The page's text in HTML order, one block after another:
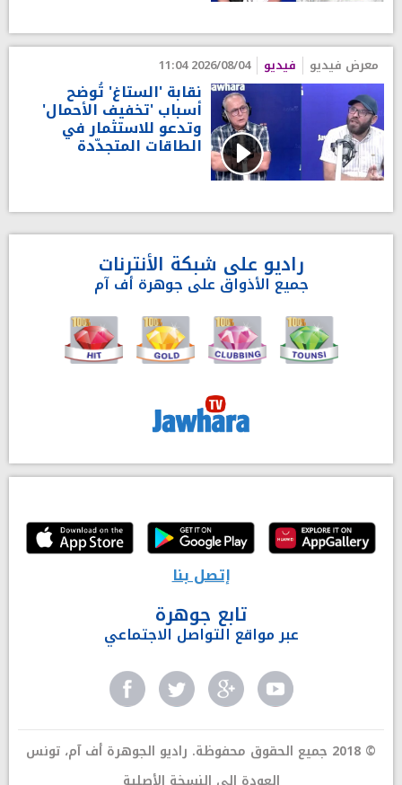
معرض فيديو فيديو 2026/08/04 11:04
نقابة 'الستاغ' تُوضح
أسباب 'تخفيف الأحمال'
وتدعو للاستثمار في
الطاقات المتجدّدة
راديو على شبكة الأنترنات
جميع الأذواق على جوهرة أف آم
إتصل بنا
تابع جوهرة
عبر مواقع التواصل الاجتماعي
© 2018 جميع الحقوق محفوظة. راديو الجوهرة أف آم، تونس